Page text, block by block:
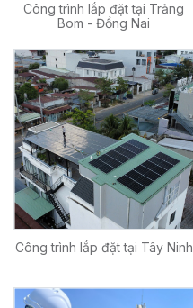
Công trình lắp đặt tại Trảng
Bom - Đồng Nai
Công trình lắp đặt tại Tây Ninh